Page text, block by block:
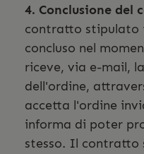
4. Conclusione del
contratto stipulato
concluso nel
riceve, via e-mail,
dell'ordine,
accetta l'ordine
informa di poter
stesso. Il contratto